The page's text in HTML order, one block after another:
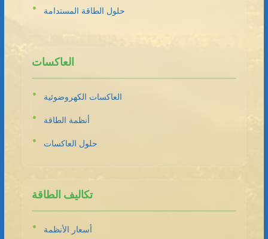
حلول الطاقة المستدامة
العاكسات
العاكسات الكهروضوئية
أنظمة الطاقة
حلول العاكسات
تكاليف الطاقة
أسعار الأنظمة